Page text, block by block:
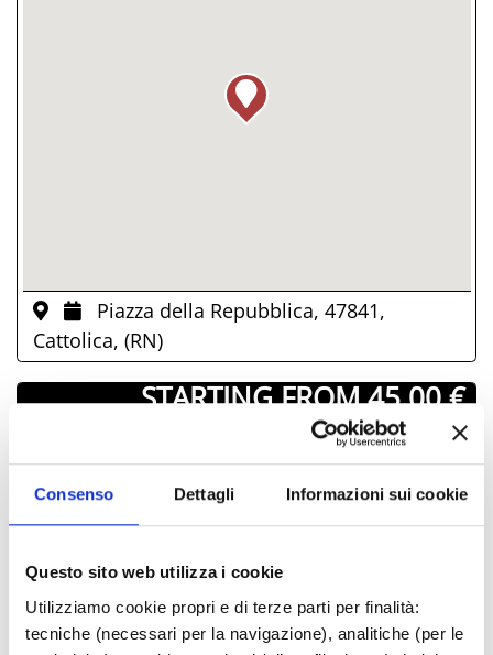
Consenso Dettagli Informazioni sui cookie
Questo sito web utilizza i cookie
Utilizziamo cookie propri e di terze parti per finalità:
tecniche (necessari per la navigazione), analitiche (per le
Piazza della Repubblica, 47841,
Cattolica, (RN)
­ STARTING FROM 45.00 €
DAYS & TIMES
August-2026
27
03
04 05 06 07 08
09
11 12 13 14 16